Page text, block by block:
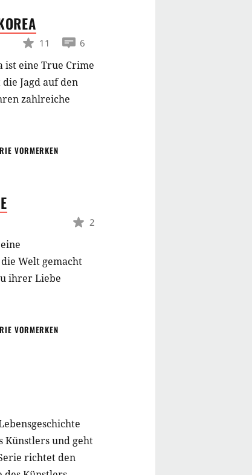
11 6
ist eine True Crime
Jagd auf den
zahlreiche
VORMERKEN
2
Welt gemacht
ihrer Liebe
VORMERKEN
Künstlers und geht
richtet den